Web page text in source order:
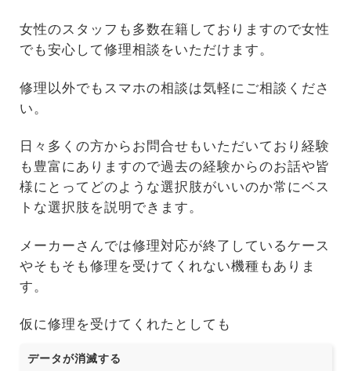
女性のスタッフも多数在籍しておりますので女性
でも安心して修理相談をいただけます。
修理以外でもスマホの相談は気軽にご相談くださ
い。
日々多くの方からお問合せもいただいており経験
も豊富にありますので過去の経験からのお話や皆
様にとってどのような選択肢がいいのか常にベス
トな選択肢を説明できます。
メーカーさんでは修理対応が終了しているケース
やそもそも修理を受けてくれない機種もありま
す。
仮に修理を受けてくれたとしても
データが消滅する